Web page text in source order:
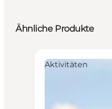
Ähnliche Produkte
Aktivitäten